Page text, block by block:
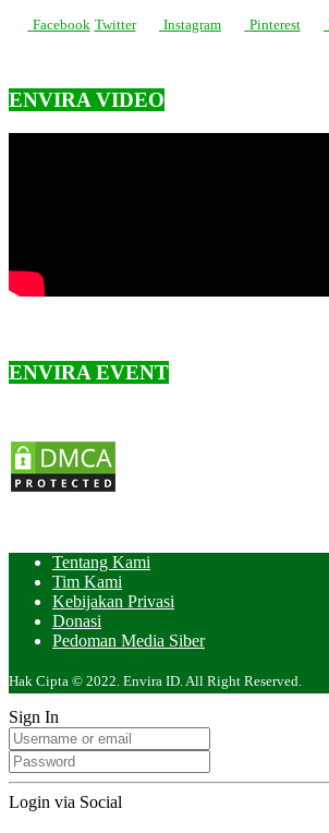
Facebook Twitter Instagram Pinterest
ENVIRA VIDEO
ENVIRA EVENT
Tentang Kami
Tim Kami
Kebijakan Privasi
Donasi
Pedoman Media Siber
Hak Cipta © 2022. Envira ID. All Right Reserved.
Sign In
Login via Social